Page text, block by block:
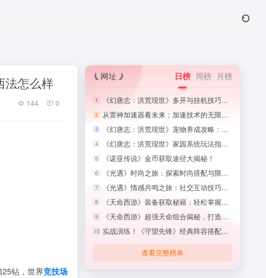
法怎么样
144 0
钻，世界竞技场
网址 日榜 周榜 月榜
1 《幻唐志：洪荒现世》多开与挂机技巧：高效利用游戏时间,高效利用游戏时间
2 从雷神加速器看未来：加速技术的无限可能,加速器的魔法
3 《幻唐志：洪荒现世》宠物养成攻略：培养忠诚的战斗伙伴,幻唐志小伙伴图鉴最新版
4 《幻唐志：洪荒现世》家园系统玩法指南：打造梦想中的家园,幻唐志家园积分
5 《诺亚传说》金币获取途径大揭秘！
6 《光遇》时尚之旅：探索时尚搭配与限定装扮收集攻略
7 《光遇》情感共鸣之旅：社交互动技巧与好友系统揭秘
8 《天命西游》装备获取秘籍：轻松掌握顶级装备攻略！
9 《天命西游》超强天命组合揭秘，打造无敌战斗阵容！
10 实战演练！《守望先锋》经典阵容搭配与战术执行,守望先锋怎么打排位
查看完整榜单